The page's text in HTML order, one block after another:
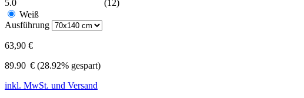
5.0
(12)
Weiß
Ausführung
63,90 €
89.90 € (28.92% gespart)
inkl. MwSt. und Versand